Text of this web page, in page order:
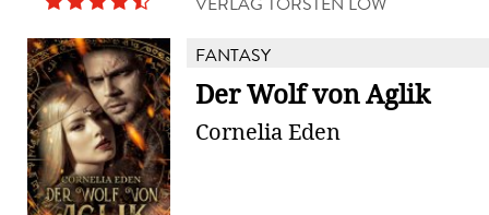
FANTASY
Der Wolf von Aglik
Cornelia Eden